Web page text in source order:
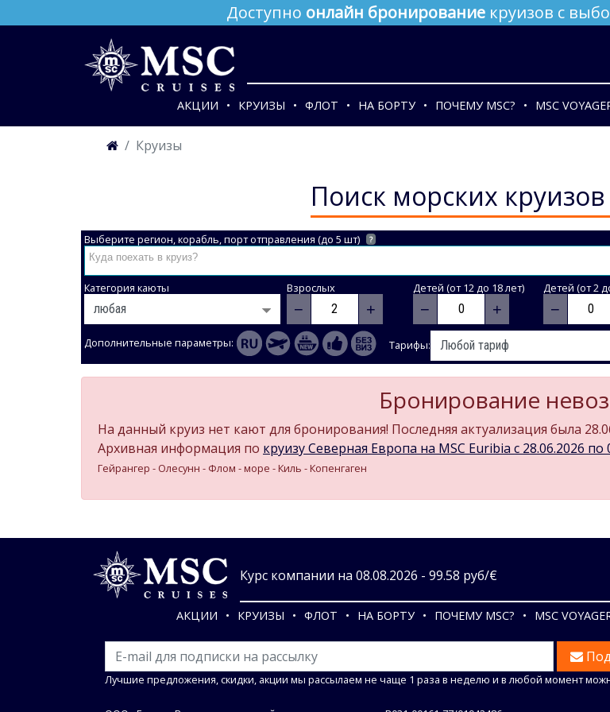
Доступно онлайн бронирование круизов с
АКЦИИ КРУИЗЫ ФЛОТ НА БОРТУ ПОЧЕМУ MSC? MSC
Круизы
Поиск морских круизов
Выберите регион, корабль, порт отправления (до 5 шт) ?
Категория каюты Взрослых
− +
Детей (от 12 до 18 лет)
− +
Детей (от 2
−
Дополнительные параметры: Тарифы:
Бронирование
На данный круиз нет кают для бронирования! Последняя актуализация была
Архивная информация по круизу Северная Европа на MSC Euribia c 28.06.2026 по
Гейрангер - Олесунн - Флом - море - Киль - Копенгаген
Курс компании на 08.08.2026 - 99.58 руб/€
АКЦИИ КРУИЗЫ ФЛОТ НА БОРТУ ПОЧЕМУ MSC? MSC
Лучшие предложения, скидки, акции мы рассылаем не чаще 1 раза в неделю и в любой момент